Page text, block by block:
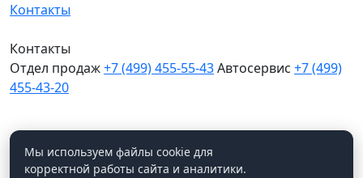
Контакты
Контакты
Отдел продаж+7 (499) 455-55-43Автосервис +7 (499)
455-43-20
Мы в соцсетях
Мы используем файлы cookie для
корректной работы сайта и аналитики.